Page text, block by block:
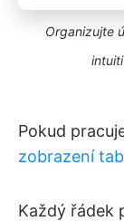
Organizujte
Pokud
zobrazení
Každý řádek